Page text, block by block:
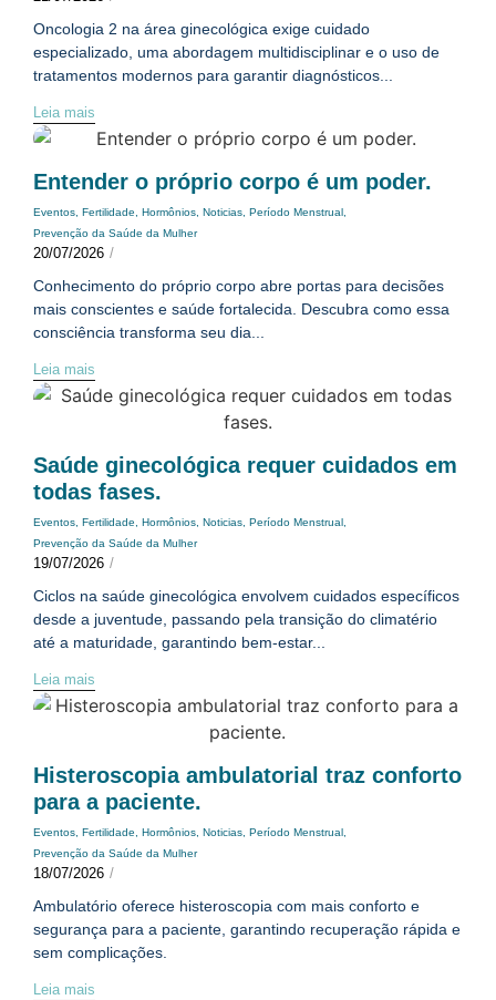
Oncologia 2 na área ginecológica exige cuidado
especializado, uma abordagem multidisciplinar e o uso de
tratamentos modernos para garantir diagnósticos...
Leia mais
Entender o próprio corpo é um poder.
Eventos Fertilidade Hormônios Noticias Período Menstrual
Prevenção da Saúde da Mulher
20/07/2026 /
Conhecimento do próprio corpo abre portas para decisões
mais conscientes e saúde fortalecida. Descubra como essa
consciência transforma seu dia...
Leia mais
Saúde ginecológica requer cuidados em
todas fases.
Eventos Fertilidade Hormônios Noticias Período Menstrual
Prevenção da Saúde da Mulher
19/07/2026 /
Ciclos na saúde ginecológica envolvem cuidados específicos
desde a juventude, passando pela transição do climatério
até a maturidade, garantindo bem-estar...
Leia mais
Histeroscopia ambulatorial traz conforto
para a paciente.
Eventos Fertilidade Hormônios Noticias Período Menstrual
Prevenção da Saúde da Mulher
18/07/2026 /
Ambulatório oferece histeroscopia com mais conforto e
segurança para a paciente, garantindo recuperação rápida e
sem complicações.
Leia mais